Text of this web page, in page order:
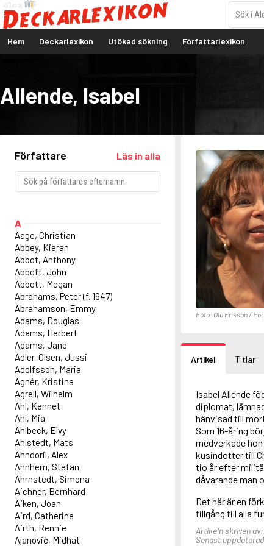
Hem Deckarlexikon Utökad sökning Författarlexikon
Allende, Isabel
Författare Läs in alla
A
Aage, Christian
Abbey, Kieran
Abbot, Anthony
Abbott, John
Abbott, Megan
Abrahams, Peter (f. 1947)
Abrahamson, Emmy
Adams, Douglas
Adams, Herbert
Adams, Jane
Adler-Olsen, Jussi
Adolfsson, Maria
Agnér, Kristina
Agrell, Wilhelm
Ahl, Kennet
Ahl, Mia
Ahlbeck, Elvy
Ahlstedt, Mats
Ahndoril, Alex
Ahnhem, Stefan
Ahrnstedt, Simona
Aichner, Bernhard
Aiken, Joan
Aird, Catherine
Airth, Rennie
Ajanović, Midhat
Foto: Ola Erikson /
Artikel Titlar
Isabel Allende
diplomat,
hänvisad till
Som 16-åring
medverkade
kusindotter till
tio år efter
dåvarande man
Det här är en
tillgång till alla
Artikeln skriven av:
Senast